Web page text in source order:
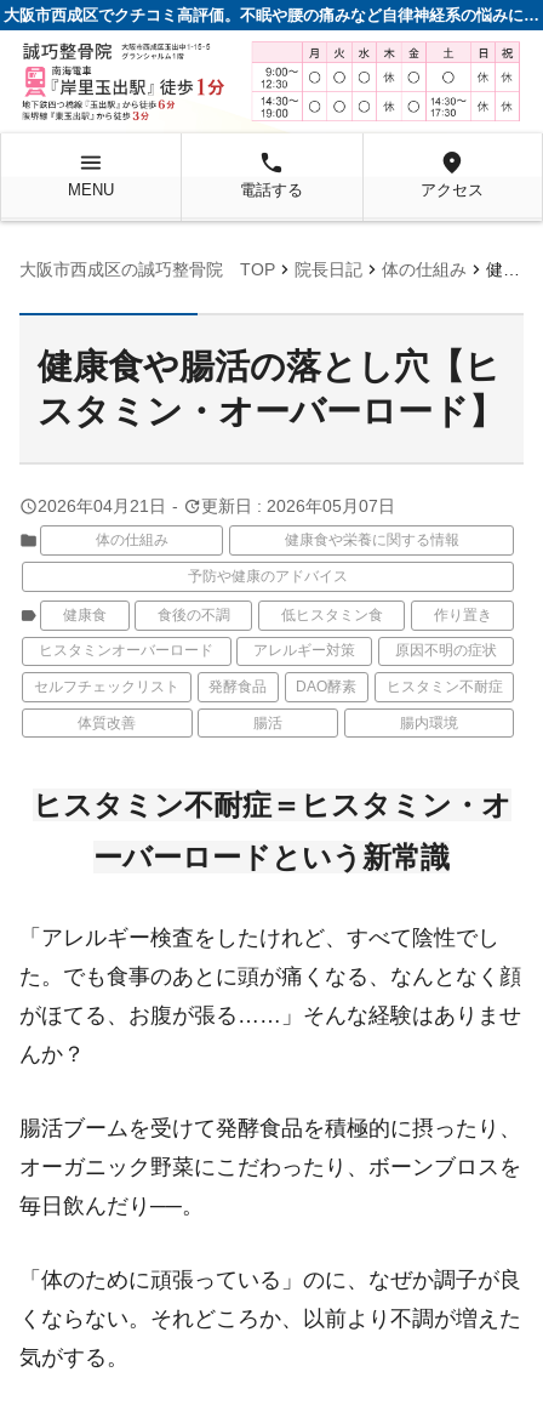
大阪市西成区でクチコミ高評価。不眠や腰の痛みなど自律神経系の悩みに強い整骨院
menu
MENU
local_phone
電話する
location_on
アクセス
大阪市西成区の誠巧整骨院 TOP chevron_right 院長日記 chevron_right 体の仕組み chevron_right 健康食や腸活の落とし穴【ヒスタミン・オーバーロード】
健康食や腸活の落とし穴【ヒ
スタミン・オーバーロード】
query_builder2026年04月21日 - update更新日 : 2026年05月07日
folder
体の仕組み 健康食や栄養に関する情報
予防や健康のアドバイス
label 健康食 食後の不調 低ヒスタミン食 作り置き
ヒスタミンオーバーロード アレルギー対策 原因不明の症状
セルフチェックリスト 発酵食品 DAO酵素 ヒスタミン不耐症
体質改善 腸活 腸内環境
ヒスタミン不耐症＝ヒスタミン・オ
ーバーロードという新常識
「アレルギー検査をしたけれど、すべて陰性でし
た。でも食事のあとに頭が痛くなる、なんとなく顔
がほてる、お腹が張る …… 」そんな経験はありませ
んか？
腸活ブームを受けて発酵食品を積極的に摂ったり、
オーガニック野菜にこだわったり、ボーンブロスを
毎日飲んだり ──。
「体のために頑張っている」のに、なぜか調子が良
くならない。それどころか、以前より不調が増えた
気がする。